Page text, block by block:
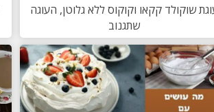
שוקולד קקאו וקוקוס ללא גלוטן, העוגה
שתגנוב